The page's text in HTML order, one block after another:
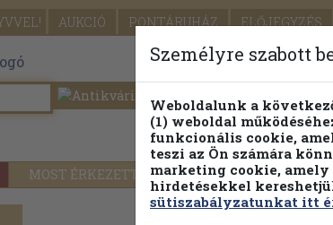
AUKCIÓ PONTÁRUHÁZ ELŐJEGYZÉS
MOST ÉRKEZETT PILLANATNYI
Személyre szabott
Weboldalunk a
(1) weboldal
funkcionális cookie,
teszi az Ön számára
marketing cookie,
hirdetésekkel
sütiszabályzatunkat itt